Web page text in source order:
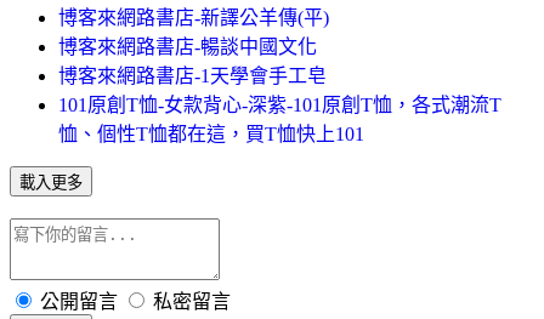
博客來網路書店-新譯公羊傳(平)
博客來網路書店-暢談中國文化
博客來網路書店-1天學會手工皂
101原創T恤-女款背心-深紫-101原創T恤，各式潮流T
恤、個性T恤都在這，買T恤快上101
載入更多
公開留言 私密留言